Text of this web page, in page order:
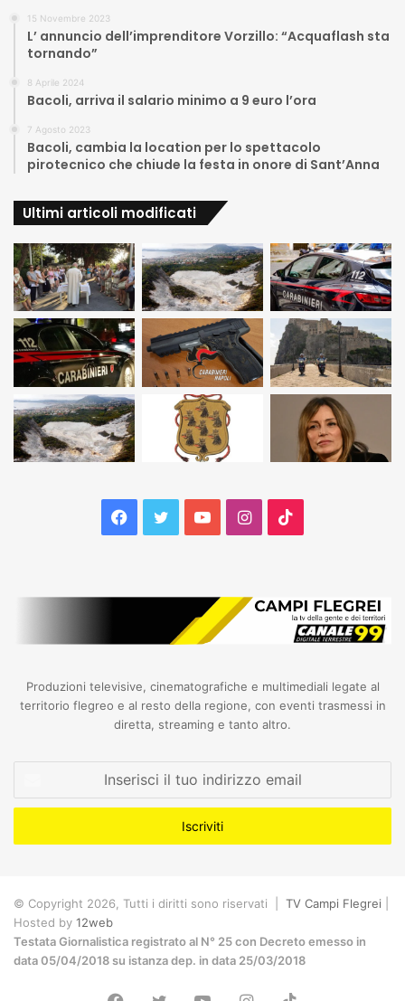
15 Novembre 2023
L’ annuncio dell’imprenditore Vorzillo: “Acquaflash sta
tornando”
8 Aprile 2024
Bacoli, arriva il salario minimo a 9 euro l’ora
7 Agosto 2023
Bacoli, cambia la location per lo spettacolo
pirotecnico che chiude la festa in onore di Sant’Anna
Ultimi articoli modificati
Facebook
TwitterYouTubeInstagram
Produzioni televisive, cinematografiche e multimediali legate al
territorio flegreo e al resto della regione, con eventi trasmessi in
diretta, streaming e tanto altro.
tuo
email
© Copyright 2026, Tutti i diritti sono riservati | TV Campi Flegrei
Hosted by 12web
Testata Giornalistica registrato al N° 25 con Decreto emesso in
data 05/04/2018 su istanza dep. in data 25/03/2018